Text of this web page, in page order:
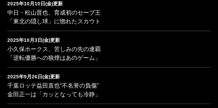
2025年10月10日(金)更新
中日・松山晋也、育成初のセーブ王
「東北の隠し球」に惚れたスカウト
2025年10月3日(金)更新
小久保ホークス、苦しみの先の連覇
「逆転優勝への狼煙はあのゲーム」
2025年9月26日(金)更新
千葉ロッテ益田直也“不名誉の負傷”
金田正一は「カッとなっても冷静」